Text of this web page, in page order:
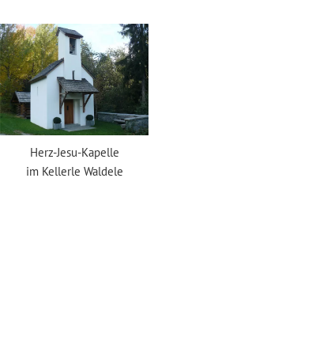
Herz-Jesu-Kapelle
im Kellerle Waldele